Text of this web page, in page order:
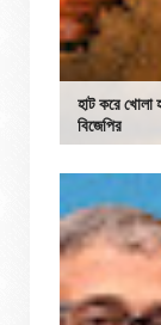
হাট করে খোলা
বিজেপির